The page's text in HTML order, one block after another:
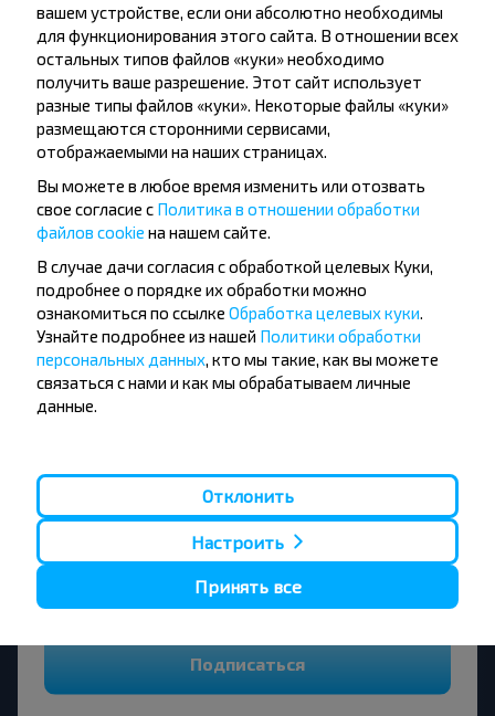
Браслав
Плявиняс
Купить
Глубокое (Витебская обл.)
Плявиняс
Хотите
путешествовать
дешевле?
другие интересные предложения INFOBUS.
Подпишись на получение новостей и
путешествуй с нами дешевле!
Подписаться
вашем устройстве, если они абсолютно необходимы
для функционирования этого сайта. В отношении всех
остальных типов файлов «куки» необходимо
получить ваше разрешение. Этот сайт использует
разные типы файлов «куки». Некоторые файлы «куки»
размещаются сторонними сервисами,
отображаемыми на наших страницах.
Вы можете в любое время изменить или отозвать
свое согласие с Политика в отношении обработки
файлов cookie на нашем сайте.
В случае дачи согласия с обработкой целевых Куки,
подробнее о порядке их обработки можно
ознакомиться по ссылке Обработка целевых куки.
Узнайте подробнее из нашей Политики обработки
персональных данных, кто мы такие, как вы можете
связаться с нами и как мы обрабатываем личные
данные.
Отклонить
Настроить
Принять все